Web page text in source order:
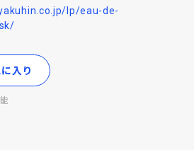
lp/eau-de-
入り